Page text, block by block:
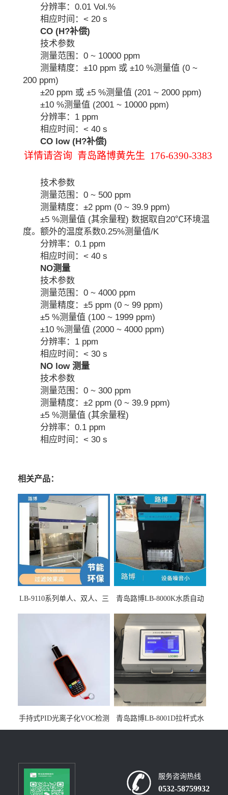
分辨率：0.01 Vol.%
相应时间：< 20 s
CO (H?补偿)
技术参数
测量范围：0 ~ 10000 ppm
测量精度：±10 ppm 或 ±10 %测量值 (0 ~
200 ppm)
±20 ppm 或 ±5 %测量值 (201 ~ 2000 ppm)
±10 %测量值 (2001 ~ 10000 ppm)
分辨率：1 ppm
相应时间：< 40 s
CO low (H?补偿)
详情请咨询 青岛路博黄先生 176-6390-3383
技术参数
测量范围：0 ~ 500 ppm
测量精度：±2 ppm (0 ~ 39.9 ppm)
±5 %测量值 (其余量程) 数据取自20℃环境温
度。额外的温度系数0.25%测量值/K
分辨率：0.1 ppm
相应时间：< 40 s
NO测量
技术参数
测量范围：0 ~ 4000 ppm
测量精度：±5 ppm (0 ~ 99 ppm)
±5 %测量值 (100 ~ 1999 ppm)
±10 %测量值 (2000 ~ 4000 ppm)
分辨率：1 ppm
相应时间：< 30 s
NO low 测量
技术参数
测量范围：0 ~ 300 ppm
测量精度：±2 ppm (0 ~ 39.9 ppm)
±5 %测量值 (其余量程)
分辨率：0.1 ppm
相应时间：< 30 s
相关产品：
LB-9110系列单人、双人、三
青岛路博LB-8000K水质自动
手持式PID光离子化VOC检测
仪（挥发性有机物设备）
青岛路博LB-8001D拉杆式水
质采样器
服务咨询热线
0532-58759932